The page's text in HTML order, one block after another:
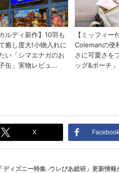
X Facebook
「ディズニー特集 -ウレぴあ総研」更新情